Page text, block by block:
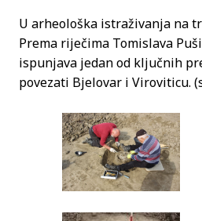
U arheološka istraživanja na
Prema riječima Tomislava
ispunjava jedan od ključnih
povezati Bjelovar i Viroviticu.